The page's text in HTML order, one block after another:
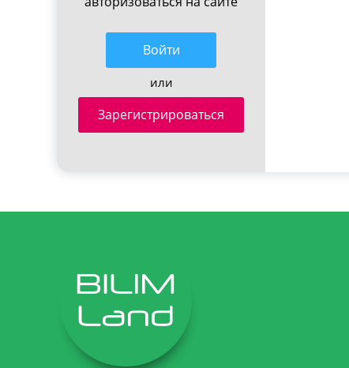
Войти
или
Зарегистрироваться